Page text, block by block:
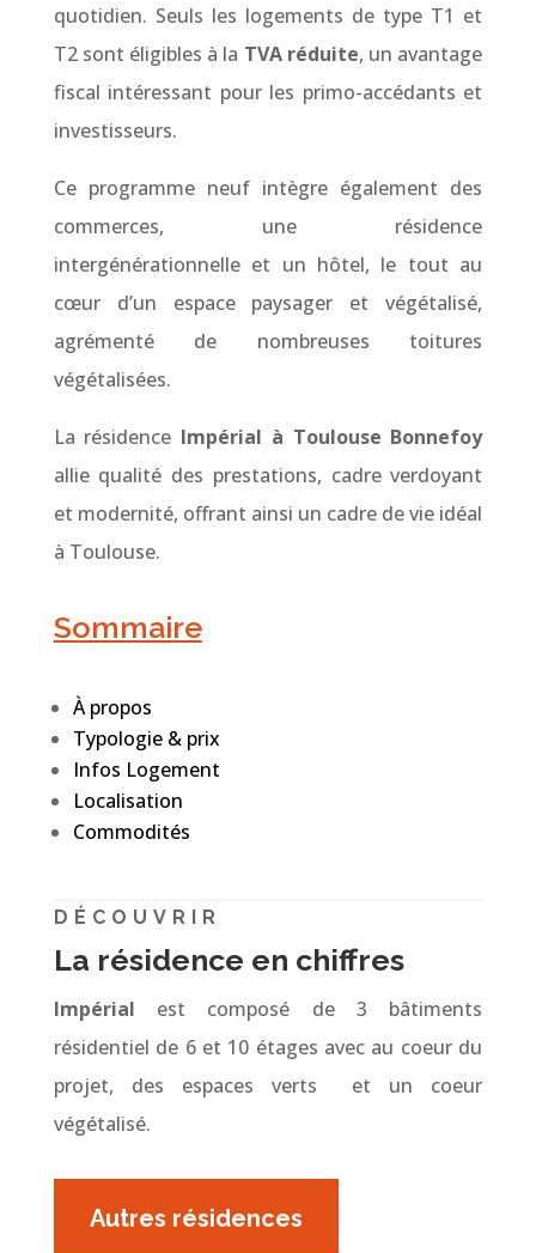
quotidien. Seuls les logements de type T1 et
T2 sont éligibles à la TVA réduite, un avantage
fiscal intéressant pour les primo-accédants et
investisseurs.
Ce programme neuf intègre également des
commerces, une résidence
intergénérationnelle et un hôtel, le tout au
cœur d’un espace paysager et végétalisé,
agrémenté de nombreuses toitures
végétalisées.
La résidence Impérial à Toulouse Bonnefoy
allie qualité des prestations, cadre verdoyant
et modernité, offrant ainsi un cadre de vie idéal
à Toulouse.
Sommaire
À propos
Typologie & prix
Infos Logement
Localisation
Commodités
DÉCOUVRIR
La résidence en chiffres
Impérial est composé de 3 bâtiments
résidentiel de 6 et 10 étages avec au coeur du
projet, des espaces verts et un coeur
végétalisé.
Autres résidences